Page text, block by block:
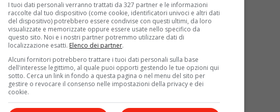
iniziare a guardare al futuro con ottimismo,
migliorando continuamente e rapidamente.
alle forniture di vaccini e al numero delle
non sembrano più così lontani.
I tuoi dati personali verranno trattati da 327 partner e le informazioni
raccolte dal tuo dispositivo (come cookie, identificatori univoci e altri dati
del dispositivo) potrebbero essere condivise con questi ultimi, da loro
visualizzate e memorizzate oppure essere usate nello specifico da
questo sito. Noi e i nostri partner potremmo utilizzare dati di
localizzazione esatti. Elenco dei partner.
Alcuni fornitori potrebbero trattare i tuoi dati personali sulla base
dell'interesse legittimo, al quale puoi opporti gestendo le tue opzioni qui
sotto. Cerca un link in fondo a questa pagina o nel menu del sito per
gestire o revocare il consenso nelle impostazioni della privacy e dei
cookie.